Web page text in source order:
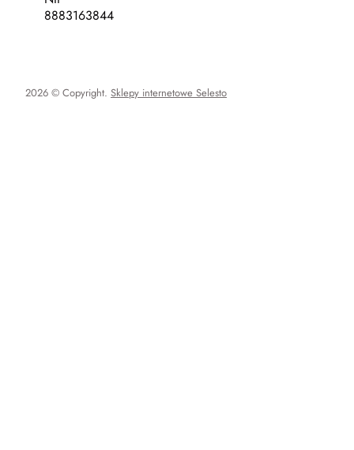
8883163844
2026 © Copyright. Sklepy internetowe Selesto